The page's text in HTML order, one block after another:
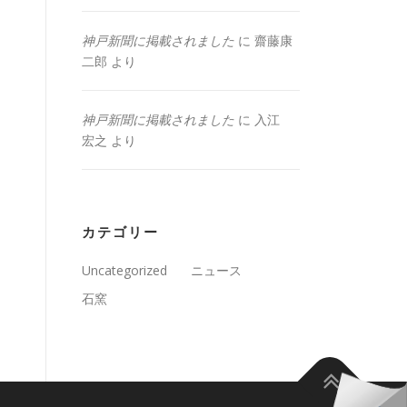
神戸新聞に掲載されました に 齋藤康
二郎 より
神戸新聞に掲載されました に 入江
宏之 より
カテゴリー
Uncategorized
ニュース
石窯